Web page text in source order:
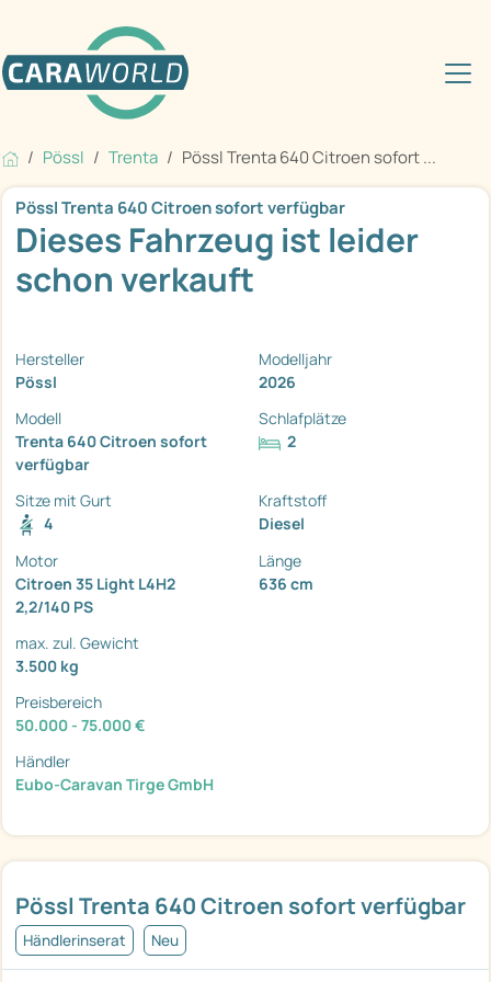
Pössl Trenta Pössl Trenta 640 Citroen sofort ...
Pössl Trenta 640 Citroen sofort verfügbar
Händlerinserat Neu
Pössl Trenta 640 Citroen sofort verfügbar
Dieses Fahrzeug ist leider
schon verkauft
Hersteller
Pössl
Modelljahr
2026
Modell
Trenta 640 Citroen sofort
verfügbar
Schlafplätze
2
Sitze mit Gurt
4
Kraftstoff
Diesel
Motor
Citroen 35 Light L4H2
2,2/140 PS
Länge
636 cm
max. zul. Gewicht
3.500 kg
Preisbereich
50.000 - 75.000 €
Händler
Eubo-Caravan Tirge GmbH